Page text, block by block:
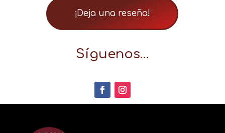
¡Deja una reseña!
Síguenos…